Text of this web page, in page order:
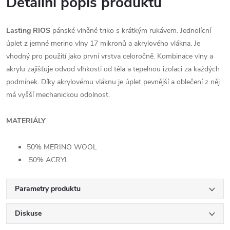
Lasting RIOS pánské vlněné triko s krátkým rukávem. Jednolícní
úplet z jemné merino vlny 17 mikronů a akrylového vlákna. Je
vhodný pro použití jako první vrstva celoročně. Kombinace vlny a
akrylu zajišťuje odvod vlhkosti od těla a tepelnou izolaci za každých
podmínek. Díky akrylovému vláknu je úplet pevnější a oblečení z něj
má vyšší mechanickou odolnost.
MATERIÁLY
50% MERINO WOOL
50% ACRYL
Parametry produktu
Diskuse